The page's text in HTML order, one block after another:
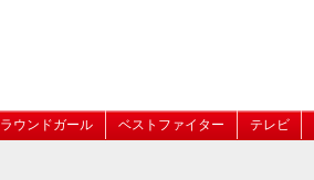
ラウンドガール ベストファイター テレビ